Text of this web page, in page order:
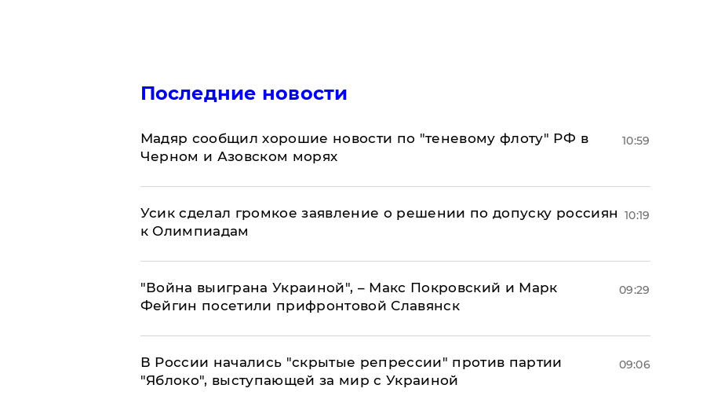
Последние новости
Мадяр сообщил хорошие новости по "теневому флоту" РФ в
Черном и Азовском морях
10:59
Усик сделал громкое заявление о решении по допуску россиян
к Олимпиадам
10:19
"Война выиграна Украиной", – Макс Покровский и Марк
Фейгин посетили прифронтовой Славянск
09:29
В России начались "скрытые репрессии" против партии
"Яблоко", выступающей за мир с Украиной
09:06